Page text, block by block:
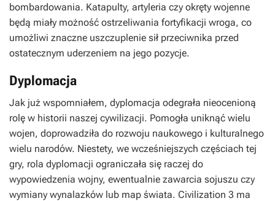
bombardowania. Katapulty, artyleria czy okręty wojenne
będą miały możność ostrzeliwania fortyfikacji wroga, co
umożliwi znaczne uszczuplenie sił przeciwnika przed
ostatecznym uderzeniem na jego pozycje.
Dyplomacja
Jak już wspomniałem, dyplomacja odegrała nieocenioną
rolę w historii naszej cywilizacji. Pomogła uniknąć wielu
wojen, doprowadziła do rozwoju naukowego i kulturalnego
wielu narodów. Niestety, we wcześniejszych częściach tej
gry, rola dyplomacji ograniczała się raczej do
wypowiedzenia wojny, ewentualnie zawarcia sojuszu czy
wymiany wynalazków lub map świata. Civilization 3 ma